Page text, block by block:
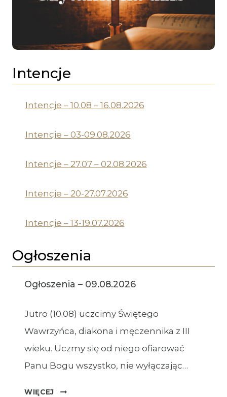
Intencje
Intencje – 10.08 – 16.08.2026
Intencje – 03-09.08.2026
Intencje – 27.07 – 02.08.2026
Intencje – 20-27.07.2026
Intencje – 13-19.07.2026
Ogłoszenia
Ogłoszenia – 09.08.2026
Jutro (10.08) uczcimy Świętego
Wawrzyńca, diakona i męczennika z III
wieku. Uczmy się od niego ofiarować
Panu Bogu wszystko, nie wyłączając…
WIĘCEJ
OGŁOSZENIA